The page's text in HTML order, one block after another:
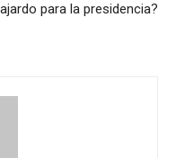
para la presidencia?